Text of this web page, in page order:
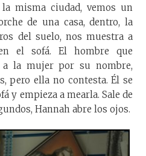
misma ciudad, vemos un
de una casa, dentro, la
del suelo, nos muestra a
el sofá. El hombre que
a la mujer por su nombre,
pero ella no contesta. Él se
y empieza a mearla. Sale de
Hannah abre los ojos.